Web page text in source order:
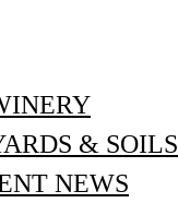
& SOILS
NEWS